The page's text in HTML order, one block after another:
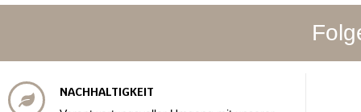
NACHHALTIGKEIT